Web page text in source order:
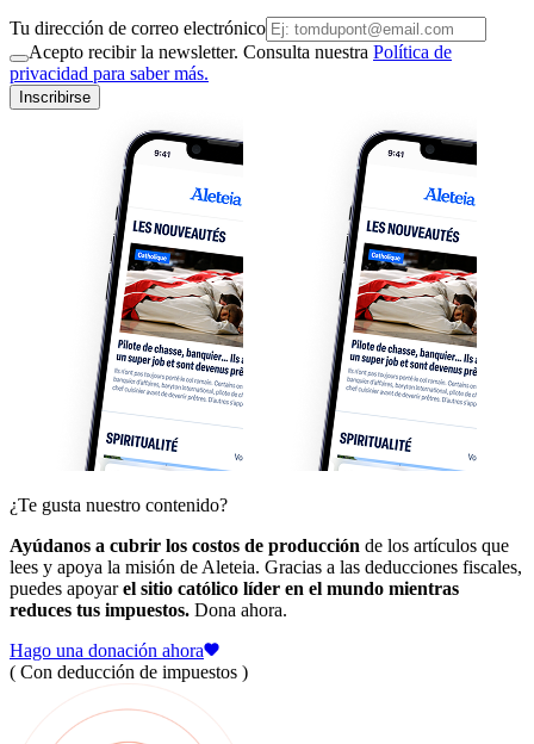
Tu dirección de correo electrónico
Acepto recibir la newsletter. Consulta nuestra Política de
privacidad para saber más.
Inscribirse
¿Te gusta nuestro contenido?
Ayúdanos a cubrir los costos de producción de los artículos que
lees y apoya la misión de Aleteia. Gracias a las deducciones fiscales,
puedes apoyarel sitio católico líder en el mundo mientras
reduces tus impuestos. Dona ahora.
Hago una donación ahora
( Con deducción de impuestos )